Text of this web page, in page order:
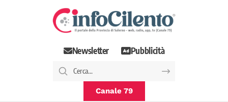
Newsletter Pubblicità
Canale 79